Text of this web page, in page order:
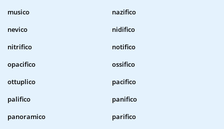
musico
nazifico
nevico
nidifico
nitrifico
notifico
opacifico
ossifico
ottuplico
pacifico
palifico
panifico
panoramico
parifico